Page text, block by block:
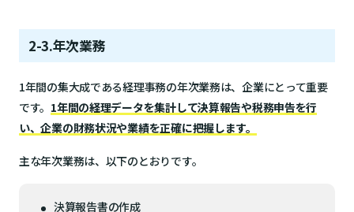
2-3.年次業務
1年間の集大成である経理事務の年次業務は、企業にとって重要
です。 1年間の経理データを集計して決算報告や税務申告を行
い、企業の財務状況や業績を正確に把握します。
主な年次業務は、以下のとおりです。
決算報告書の作成